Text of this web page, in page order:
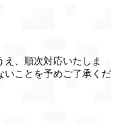
、順次対応いたしま
いことを予めご了承くだ